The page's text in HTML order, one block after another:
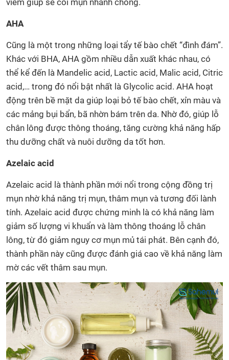
viêm giúp se cồi mụn nhanh chóng.
AHA
Cũng là một trong những loại tẩy tế bào chết “đình đám”.
Khác với BHA, AHA gồm nhiều dẫn xuất khác nhau, có
thể kể đến là Mandelic acid, Lactic acid, Malic acid, Citric
acid,… trong đó nổi bật nhất là Glycolic acid. AHA hoạt
động trên bề mặt da giúp loại bỏ tế bào chết, xỉn màu và
các mảng bụi bẩn, bã nhờn bám trên da. Nhờ đó, giúp lỗ
chân lông được thông thoáng, tăng cường khả năng hấp
thu dưỡng chất và nuôi dưỡng da tốt hơn.
Azelaic acid
Azelaic acid là thành phần mới nổi trong cộng đồng trị
mụn nhờ khả năng trị mụn, thâm mụn và tương đối lành
tính. Azelaic acid được chứng minh là có khả năng làm
giảm số lượng vi khuẩn và làm thông thoáng lỗ chân
lông, từ đó giảm nguy cơ mụn mủ tái phát. Bên cạnh đó,
thành phần này cũng được đánh giá cao về khả năng làm
mờ các vết thâm sau mụn.